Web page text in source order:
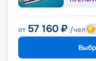
от 57 160 ₽ /чел